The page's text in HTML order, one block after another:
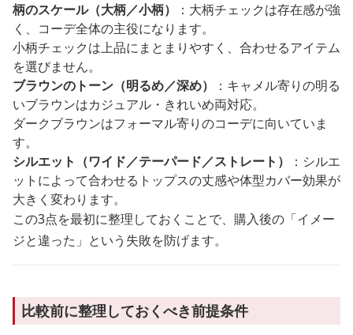
柄のスケール（大柄／小柄）
：大柄チェックは存在感が強
く、コーデ全体の主役になります。
小柄チェックは上品にまとまりやすく、合わせるアイテム
を選びません。
ブラウンのトーン（明るめ／深め）
：キャメル寄りの明る
いブラウンはカジュアル・きれいめ両対応。
ダークブラウンはフォーマル寄りのコーデに向いていま
す。
シルエット（ワイド／テーパード／ストレート）
：シルエ
ットによって合わせるトップスの丈感や体型カバー効果が
大きく変わります。
この3点を最初に整理しておくことで、購入後の「イメー
ジと違った」という失敗を防げます。
比較前に整理しておくべき前提条件